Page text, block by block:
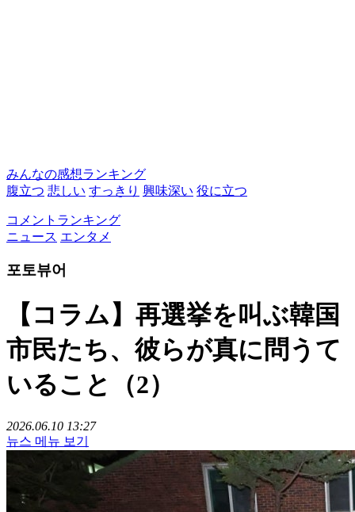
みんなの感想ランキング
腹立つ 悲しい すっきり 興味深い 役に立つ
コメントランキング
ニュース エンタメ
포토뷰어
【コラム】再選挙を叫ぶ韓国
市民たち、彼らが真に問うて
いること（2）
2026.06.10 13:27
뉴스 메뉴 보기